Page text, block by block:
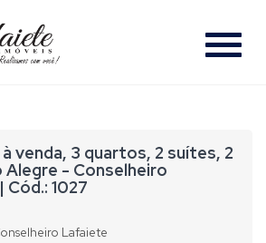
#
venda, 3 quartos, 2 suítes, 2
Alegre - Conselheiro
1027
Lafaiete